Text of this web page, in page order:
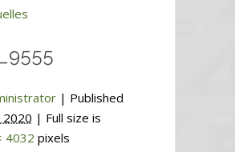
| Published
2020 | Full size is
4032 pixels